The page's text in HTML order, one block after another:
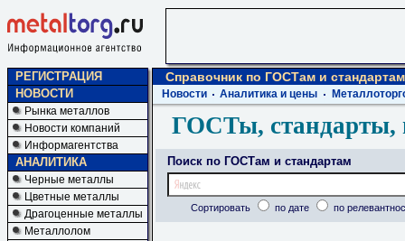
РЕГИСТРАЦИЯ
НОВОСТИ
Рынка металлов
Новости компаний
Информагентства
АНАЛИТИКА
Черные металлы
Цветные металлы
Драгоценные металлы
Металлолом
Справочник по ГОСТам и стандартам
Новости Аналитика и цены
ГОСТы, стандарты,
Поиск по ГОСТам и стандартам
Сортировать по дате по